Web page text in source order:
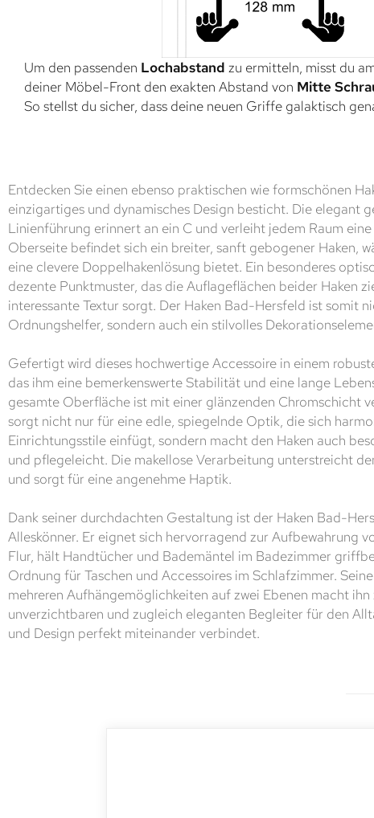
Um den passenden Lochabstand zu ermitteln, misst du
deiner Möbel-Front den exakten Abstand von Mitte
So stellst du sicher, dass deine neuen Griffe galaktisch
Entdecken Sie einen ebenso praktischen wie formschönen
einzigartiges und dynamisches Design besticht. Die elegant
Linienführung erinnert an ein C und verleiht jedem Raum
Oberseite befindet sich ein breiter, sanft gebogener Haken,
eine clevere Doppelhakenlösung bietet. Ein besonderes
dezente Punktmuster, das die Auflageflächen beider Haken
interessante Textur sorgt. Der Haken Bad-Hersfeld ist somit
Ordnungshelfer, sondern auch ein stilvolles
Gefertigt wird dieses hochwertige Accessoire in einem
das ihm eine bemerkenswerte Stabilität und eine lange
gesamte Oberfläche ist mit einer glänzenden Chromschicht
sorgt nicht nur für eine edle, spiegelnde Optik, die sich
Einrichtungsstile einfügt, sondern macht den Haken auch
und pflegeleicht. Die makellose Verarbeitung unterstreicht
und sorgt für eine angenehme Haptik.
Dank seiner durchdachten Gestaltung ist der Haken Bad-
Alleskönner. Er eignet sich hervorragend zur Aufbewahrung
Flur, hält Handtücher und Bademäntel im Badezimmer
Ordnung für Taschen und Accessoires im Schlafzimmer.
mehreren Aufhängemöglichkeiten auf zwei Ebenen macht ihn
unverzichtbaren und zugleich eleganten Begleiter für den
und Design perfekt miteinander verbindet.